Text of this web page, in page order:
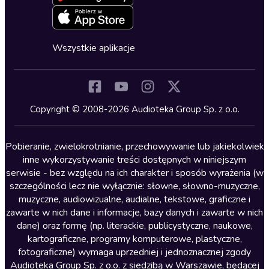
Kryminały
Lektury szkolne
Literatura anglojęzyczna
Literatura faktu
Literatura obyczajowa
Literatura piękna obca
Literatura piękna polska
Nagrania relaksacyjne
Zapowiedzi
Cykle audiobooków
Wszystkie aplikacje
Copyright © 2008-2026 Audioteka Group Sp. z o.o.
Pobieranie, zwielokrotnianie, przechowywanie lub jakiekolwiek
inne wykorzystywanie treści dostępnych w niniejszym
serwisie - bez względu na ich charakter i sposób wyrażenia (w
szczególności lecz nie wyłącznie: słowne, słowno-muzyczne,
muzyczne, audiowizualne, audialne, tekstowe, graficzne i
zawarte w nich dane i informacje, bazy danych i zawarte w nich
dane) oraz formę (np. literackie, publicystyczne, naukowe,
kartograficzne, programy komputerowe, plastyczne,
fotograficzne) wymaga uprzedniej i jednoznacznej zgody
Audioteka Group Sp. z o.o. z siedzibą w Warszawie, będącej